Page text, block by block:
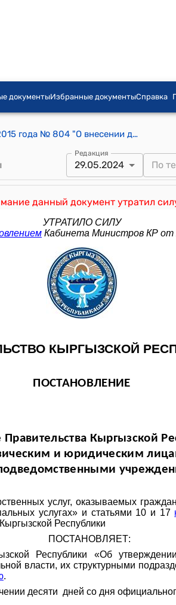
документыИзбранные документыСправка
Постановление Правительства КР от 25 ноября 2015 года № 804 "О внесении дополнений в постановление Правительства Кыргызской Республики «Об утверждении стандартов государственных услуг, оказываемых физическим и юридическим лицам органами исполнительной власти, их структурными подразделениями и подведомственными учреждениями» от 3 июня 2014 года № 303"
Редакция
29.05.2024
данный документ утратил